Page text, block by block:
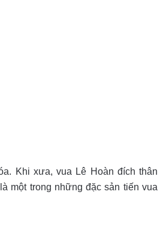
Khi xưa, vua Lê Hoàn đích thân
một trong những đặc sản tiến vua